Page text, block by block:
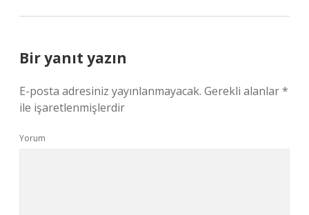
Bir yanıt yazın
E-posta adresiniz yayınlanmayacak. Gerekli alanlar*
ile işaretlenmişlerdir
Yorum